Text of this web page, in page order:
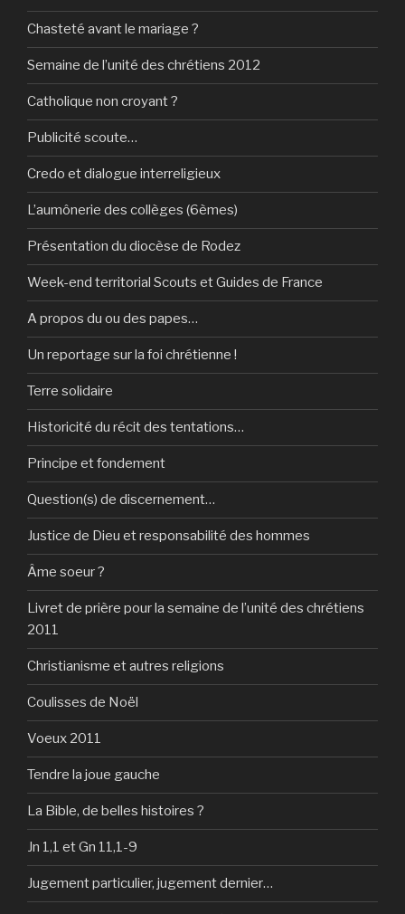
Chasteté avant le mariage ?
Semaine de l’unité des chrétiens 2012
Catholique non croyant ?
Publicité scoute…
Credo et dialogue interreligieux
L’aumônerie des collèges (6èmes)
Présentation du diocèse de Rodez
Week-end territorial Scouts et Guides de France
A propos du ou des papes…
Un reportage sur la foi chrétienne !
Terre solidaire
Historicité du récit des tentations…
Principe et fondement
Question(s) de discernement…
Justice de Dieu et responsabilité des hommes
Âme soeur ?
Livret de prière pour la semaine de l’unité des chrétiens
2011
Christianisme et autres religions
Coulisses de Noël
Voeux 2011
Tendre la joue gauche
La Bible, de belles histoires ?
Jn 1,1 et Gn 11,1-9
Jugement particulier, jugement dernier…